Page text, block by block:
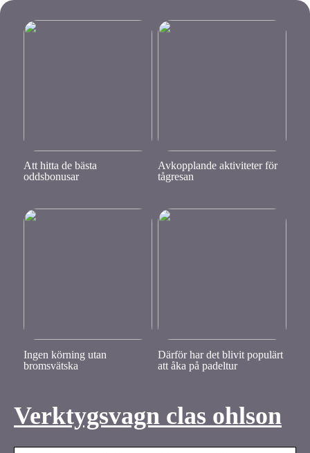
Att hitta de bästa
oddsbonusar
Avkopplande aktiviteter för
tågresan
Ingen körning utan
bromsvätska
Därför har det blivit populärt
att åka på padeltur
Verktygsvagn clas ohlson